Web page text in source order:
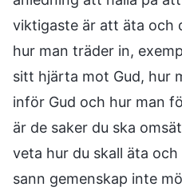
viktigaste är att äta och
hur man träder in,
sitt hjärta mot Gud, hur
inför Gud och hur man
är de saker du ska
veta hur du skall äta
sann gemenskap inte